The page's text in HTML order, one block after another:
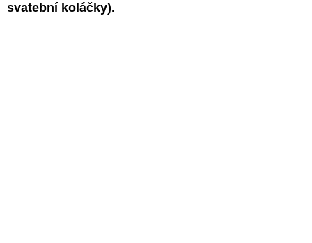
svatební koláčky).